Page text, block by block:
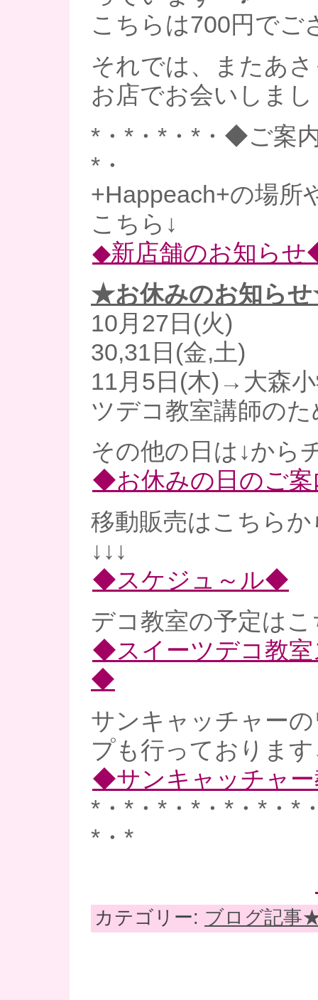
こちらは700円で
それでは、またあ
お店でお会いしま
*・*・*・*・◆ご案
*・
+Happeach+の場所
こちら↓
◆新店舗のお知ら
★お休みのお知ら
10月27日(火)
30,31日(金,土)
11月5日(木)→大森
ツデコ教室講師のた
その他の日は↓から
◆お休みの日のご
移動販売はこちら
↓↓↓
◆スケジュ～ル◆
デコ教室の予定はこ
◆スイーツデコ教室
◆
サンキャッチャー
プも行っております
◆サンキャッチャ
*・*・*・*・*・*・*
*・*
カテゴリー: ブログ記事